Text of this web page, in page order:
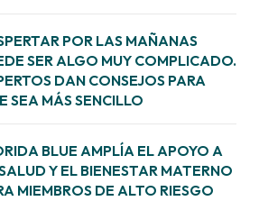
POR LAS MAÑANAS
SER ALGO MUY COMPLICADO.
DAN CONSEJOS PARA
SEA MÁS SENCILLO
BLUE AMPLÍA EL APOYO A
Y EL BIENESTAR MATERNO
MIEMBROS DE ALTO RIESGO